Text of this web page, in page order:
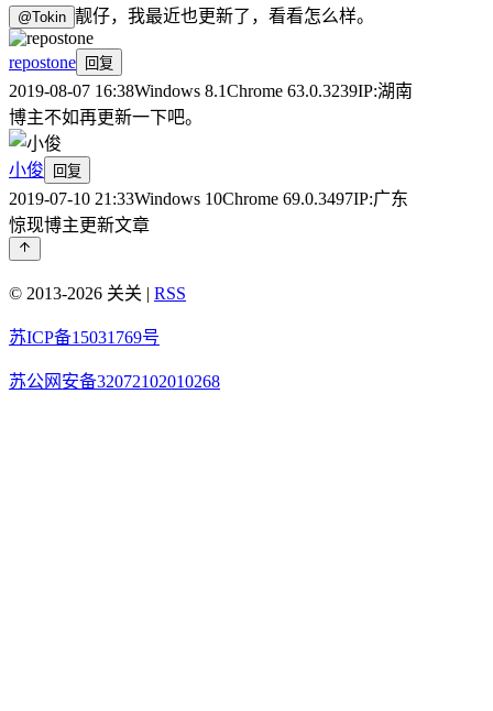
@Tokin 靓仔，我最近也更新了，看看怎么样。
repostone 回复
2019-08-07 16:38Windows 8.1Chrome 63.0.3239IP:湖南
博主不如再更新一下吧。
小俊 回复
2019-07-10 21:33Windows 10Chrome 69.0.3497IP:广东
惊现博主更新文章
© 2013-2026 关关 | RSS
苏ICP备15031769号
苏公网安备32072102010268